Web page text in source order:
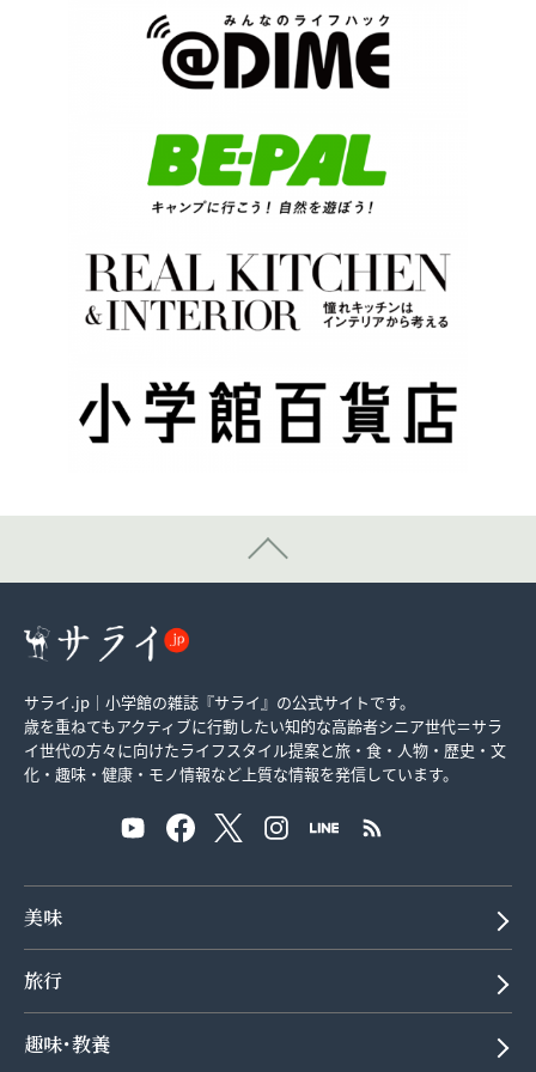
サライ.jp｜小学館の雑誌『サライ』の公式サイトです。
歳を重ねてもアクティブに行動したい知的な高齢者シニア世代＝サラ
イ世代の方々に向けたライフスタイル提案と旅・食・人物・歴史・文
化・趣味・健康・モノ情報など上質な情報を発信しています。
美味
旅行
趣味･教養